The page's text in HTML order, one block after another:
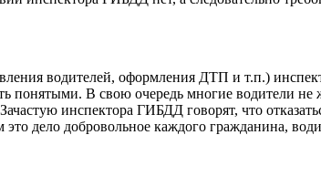
водителей, оформления ДТП и т.п.)
понятыми. В свою очередь многие водители не
инспектора ГИБДД говорят, что
дело добровольное каждого гражданина,